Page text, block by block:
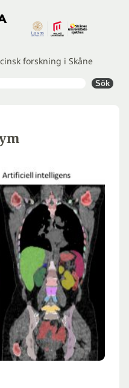
forskning i Skåne
Sök